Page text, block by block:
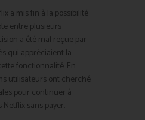
a mis fin à la possibilité
entre plusieurs
a été mal reçue par
qui appréciaient la
fonctionnalité. En
utilisateurs ont cherché
pour continuer à
sans payer.